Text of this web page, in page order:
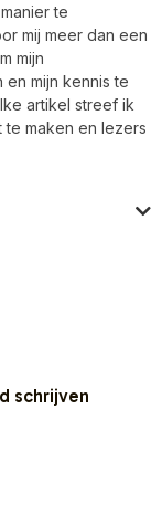
te
mij meer dan een
mijn
mijn kennis te
artikel streef ik
maken en lezers
schrijven